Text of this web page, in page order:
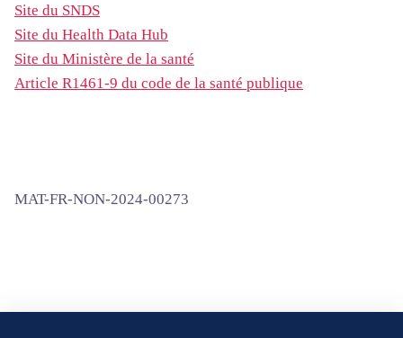
Site du SNDS
Site du Health Data Hub
Site du Ministère de la santé
Article R1461-9 du code de la santé publique
MAT-FR-NON-2024-00273